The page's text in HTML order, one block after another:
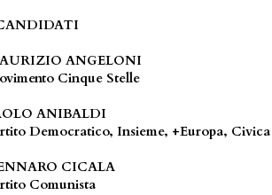
ANGELONI
Cinque Stelle
ANIBALDI
Democratico, Insieme, +Europa,
CICALA
Comunista